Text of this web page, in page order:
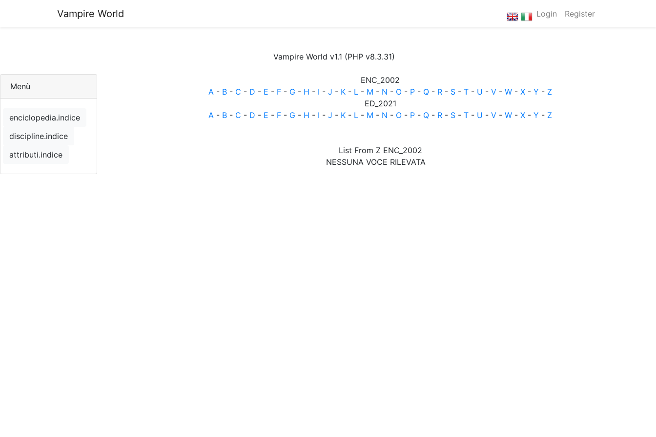
Vampire World Login Register
Vampire World v1.1 (PHP v8.3.31)
Menù
enciclopedia.indice
discipline.indice
attributi.indice
ENC_2002
A - B - C - D - E - F - G - H - I - J - K - L - M - N - O - P - Q - R - S - T - U - V - W - X - Y - Z
ED_2021
A - B - C - D - E - F - G - H - I - J - K - L - M - N - O - P - Q - R - S - T - U - V - W - X - Y - Z
List From Z ENC_2002
NESSUNA VOCE RILEVATA